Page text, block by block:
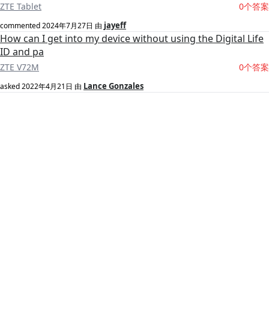
ZTE Tablet 0个答案
commented2024年7月27日 由 jayeff
How can I get into my device without using the Digital Life
ID and pa
ZTE V72M 0个答案
asked2022年4月21日 由 Lance Gonzales